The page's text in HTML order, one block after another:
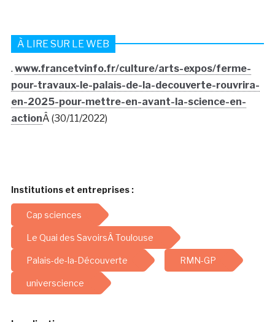
À LIRE SUR LE WEB
. www.francetvinfo.fr/culture/arts-expos/ferme-
pour-travaux-le-palais-de-la-decouverte-rouvrira-
en-2025-pour-mettre-en-avant-la-science-en-
actionÂ (30/11/2022)
Institutions et entreprises :
Cap sciences
Le Quai des SavoirsÂ Toulouse
Palais-de-la-Découverte RMN-GP
universcience